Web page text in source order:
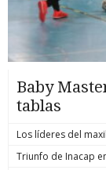
Baby
tablas
Los líderes del
Triunfo de Inacap